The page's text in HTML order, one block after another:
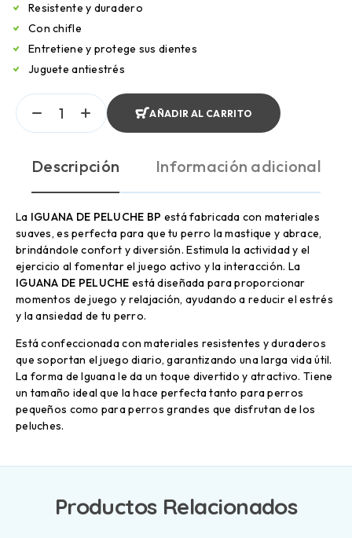
Resistente y duradero
Con chifle
Entretiene y protege sus dientes
Juguete antiestrés
AÑADIR AL CARRITO
Descripción Información adicional
La IGUANA DE PELUCHE BP está fabricada con materiales
suaves, es perfecta para que tu perro la mastique y abrace,
brindándole confort y diversión. Estimula la actividad y el
ejercicio al fomentar el juego activo y la interacción. La
IGUANA DE PELUCHE está diseñada para proporcionar
momentos de juego y relajación, ayudando a reducir el estrés
y la ansiedad de tu perro.
Está confeccionada con materiales resistentes y duraderos
que soportan el juego diario, garantizando una larga vida útil.
La forma de Iguana le da un toque divertido y atractivo. Tiene
un tamaño ideal que la hace perfecta tanto para perros
pequeños como para perros grandes que disfrutan de los
peluches.
Productos Relacionados